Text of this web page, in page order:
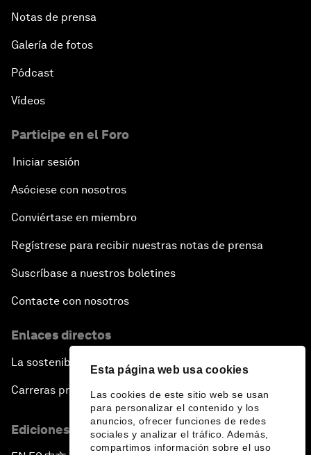
Esta página web usa cookies
Las cookies de este sitio web se usan
para personalizar el contenido y los
anuncios, ofrecer funciones de redes
sociales y analizar el tráfico. Además,
compartimos información sobre el uso
Notas de prensa
Galería de fotos
Pódcast
Vídeos
Participe en el Foro
Iniciar sesión
Asóciese con nosotros
Conviértase en miembro
Regístrese para recibir nuestras notas de prensa
Suscríbase a nuestros boletines
Contacte con nosotros
Enlaces directos
La sostenibilidad en el Foro
Carreras profesionales
Ediciones en otros idiomas